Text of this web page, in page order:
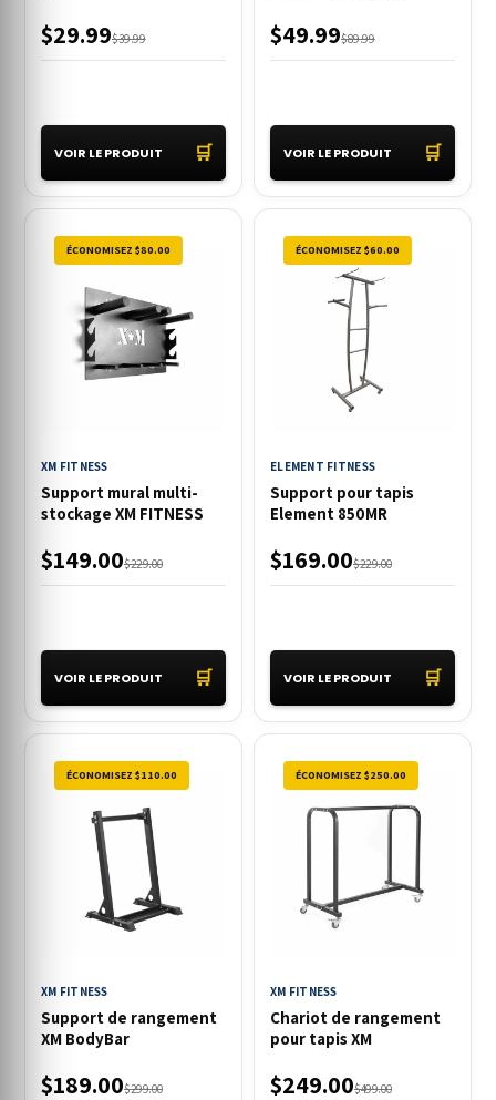
$39.99
$29.99
VOIR LE PRODUIT 🛒
$89.99
$49.99
VOIR LE PRODUIT 🛒
ÉCONOMISEZ $80.00
XM FITNESS
Support mural multi-
stockage XM FITNESS
$229.00
$149.00
VOIR LE PRODUIT 🛒
ÉCONOMISEZ $60.00
ELEMENT FITNESS
Support pour tapis
Element 850MR
$229.00
$169.00
VOIR LE PRODUIT 🛒
ÉCONOMISEZ $110.00
XM FITNESS
Support de rangement
XM BodyBar
$299.00
$189.00
ÉCONOMISEZ $250.00
XM FITNESS
Chariot de rangement
pour tapis XM
$499.00
$249.00